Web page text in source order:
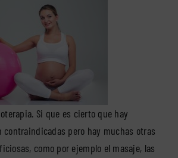
Si que es cierto que hay
pero hay muchas otras
como por ejemplo el masaje, las